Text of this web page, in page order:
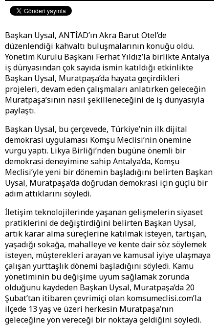
Başkan Uysal, ANTİAD’ın Akra Barut Otel’de
düzenlendiği kahvaltı buluşmalarının konuğu oldu.
Yönetim Kurulu Başkanı Ferhat Yıldız’la birlikte Antalya
iş dünyasından çok sayıda ismin katıldığı etkinlikte
Başkan Uysal, Muratpaşa’da hayata geçirdikleri
projeleri, devam eden çalışmaları anlatırken geleceğin
Muratpaşa’sının nasıl şekilleneceğini de iş dünyasıyla
paylaştı.
Başkan Uysal, bu çerçevede, Türkiye’nin ilk dijital
demokrasi uygulaması Komşu Meclisi’nin önemine
vurgu yaptı. Likya Birliği’nden bugüne önemli bir
demokrasi deneyimine sahip Antalya’da, Komşu
Meclisi’yle yeni bir dönemin başladığını belirten Başkan
Uysal, Muratpaşa’da doğrudan demokrasi için güçlü bir
adım attıklarını söyledi.
İletişim teknolojilerinde yaşanan gelişmelerin siyaset
pratiklerini de değiştirdiğini belirten Başkan Uysal,
artık karar alma süreçlerine katılmak isteyen, tartışan,
yaşadığı sokağa, mahalleye ve kente dair söz söylemek
isteyen, müşterekleri arayan ve kamusal iyiye ulaşmaya
çalışan yurttaşlık dönemi başladığını söyledi. Kamu
yönetiminin bu değişime uyum sağlamak zorunda
olduğunu kaydeden Başkan Uysal, Muratpaşa’da 20
Şubat’tan itibaren çevrimiçi olan komsumeclisi.com’la
ilçede 13 yaş ve üzeri herkesin Muratpaşa’nın
geleceğine yön vereceği bir noktaya geldiğini söyledi.